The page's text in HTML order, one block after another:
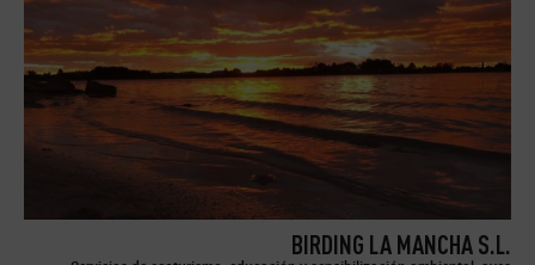
BIRDING LA MANCHA S.L.